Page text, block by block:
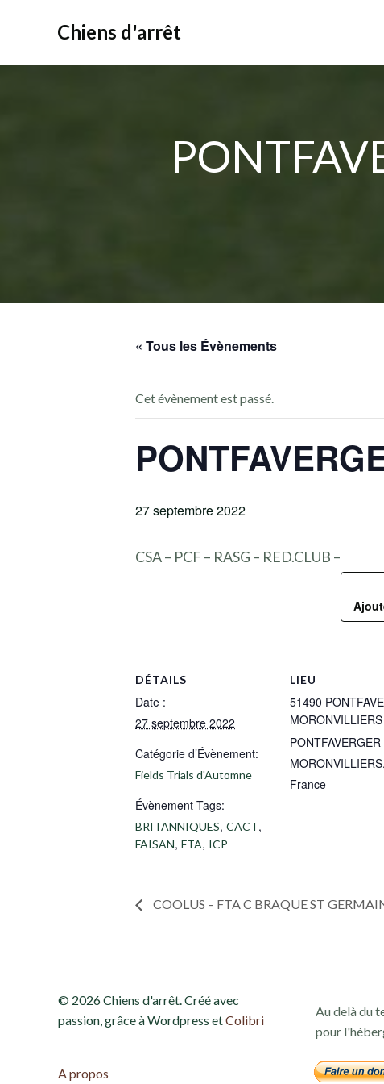
Chiens d'arrêt
« Tous les Évènements
Cet évènement est passé.
27 septembre 2022
CSA – PCF – RASG – RED.CLUB –
DÉTAILS
Date :
27 septembre 2022
Catégorie d’Évènement:
Fields Trials d'Automne
Évènement Tags:
BRITANNIQUES, CACT,
FAISAN, FTA, ICP
LIEU
51490
MORONVILLIERS
PONTFAVERGER
MORONVILLIERS,
France
COOLUS – FTA C BRAQUE ST
© 2026 Chiens d'arrêt. Créé avec
passion, grâce à Wordpress etColibri
A propos
Au delà du
pour